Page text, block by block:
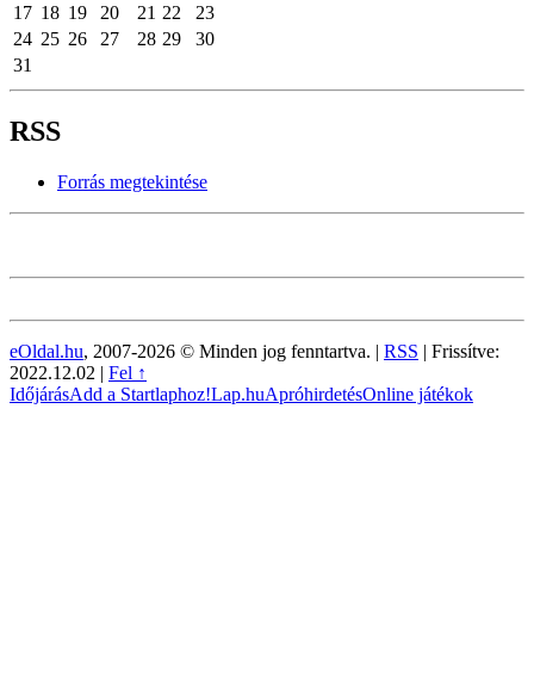
17 18 19 20 21 22
23
24 25 26 27 28 29
30
31
RSS
Forrás megtekintése
eOldal.hu, 2007-2026 © Minden jog fenntartva. | RSS | Frissítve:
2022.12.02 | Fel ↑
IdőjárásAdd a Startlaphoz!Lap.huApróhirdetésOnline játékok